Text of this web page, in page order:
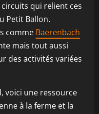
qui relient ces
Petit Ballon.
comme Baerenbach
mais tout aussi
des activités variées
voici une ressource
à la ferme et la